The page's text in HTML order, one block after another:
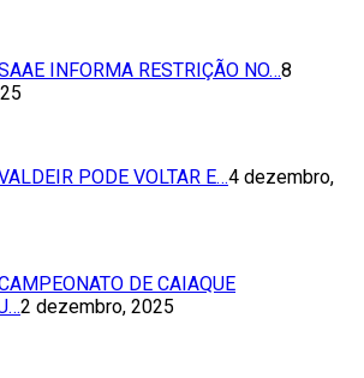
INFORMA RESTRIÇÃO NO…8
PODE VOLTAR E…4 dezembro,
DE CAIAQUE
2 dezembro, 2025